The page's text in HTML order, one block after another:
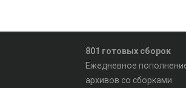
801 готовых сборок
Ежедневное
архивов со сборками